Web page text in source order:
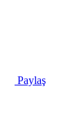
Paylaş